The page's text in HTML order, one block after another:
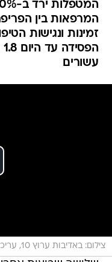
המרפאות בין
זמינות ונגישות
עשורים
צילום: באדיבות ערוץ 10, עריכה: ליאור קירשנר